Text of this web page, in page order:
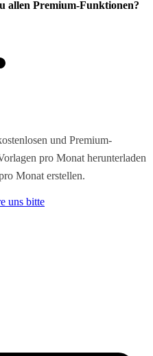
allen Premium-Funktionen?
und Premium-
pro Monat herunterladen
Monat erstellen.
uns bitte